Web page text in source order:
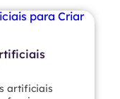
artificiais